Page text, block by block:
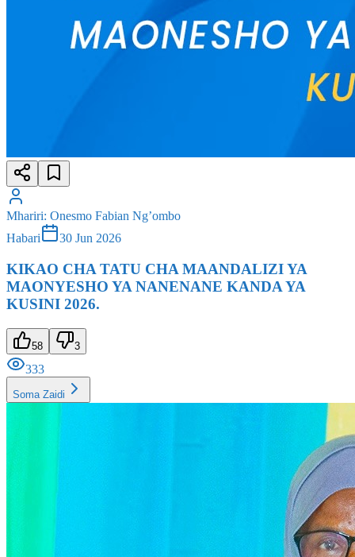
Mhariri
Onesmo Fabian Ng’ombo
Habari
30 Jun 2026
KIKAO CHA TATU CHA MAANDALIZI YA
MAONYESHO YA NANENANE KANDA YA
KUSINI 2026.
333